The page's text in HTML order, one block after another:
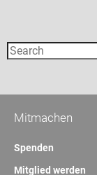
Mitmachen
Spenden
Mitglied werden